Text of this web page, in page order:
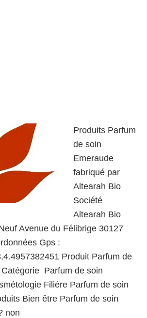
Produits Parfum
de soin
Emeraude
fabriqué par
Altearah Bio
Société
Altearah Bio
Avenue du Félibrige 30127
Gps :
Produit Parfum de
Parfum de soin
Filière Parfum de soin
Bien être Parfum de soin
non